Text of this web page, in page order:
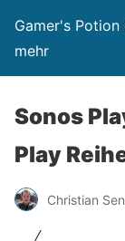
Gamer's Potion
mehr
Sonos
Play
Christian